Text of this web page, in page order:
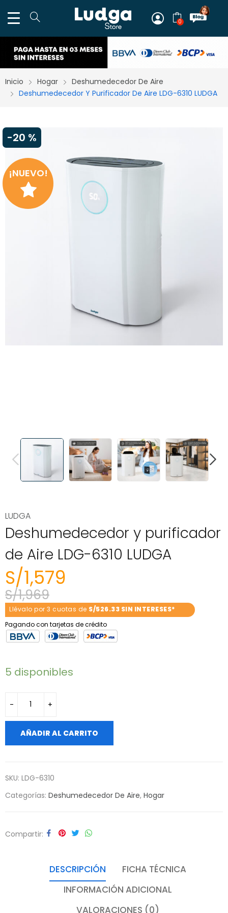
0
Inicio Hogar
Deshumedecedor De Aire
Deshumedecedor Y Purificador De Aire LDG-6310 LUDGA
-20 %
¡NUEVO!
PREVIOUS
LUDGA
Deshumedecedor y purificador
de Aire LDG-6310 LUDGA
S/1,969
S/1,579
Llévalo por 3 cuotas de S/526.33 SIN INTERESES*
Pagando con tarjetas de crédito
5 disponibles
AÑADIR AL CARRITO
SKU: LDG-6310
Categorías: Deshumedecedor De Aire, Hogar
Compartir
DESCRIPCIÓN
FICHA TÉCNICA
INFORMACIÓN ADICIONAL
VALORACIONES (0)